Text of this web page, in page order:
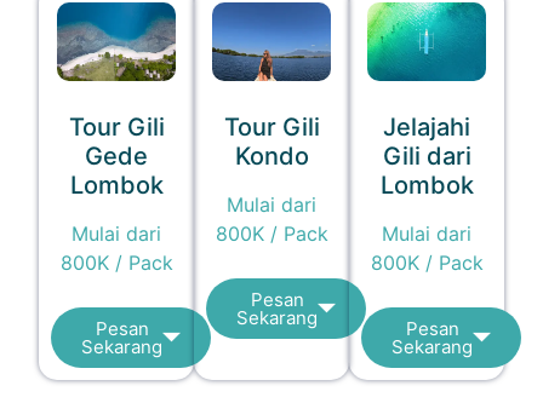
Tour Gili
Gede
Lombok
Mulai dari
800K / Pack
Pesan
Sekarang
Tour Gili
Kondo
Mulai dari
800K / Pack
Pesan
Sekarang
Jelajahi
Gili dari
Lombok
Mulai dari
800K / Pack
Pesan
Sekarang